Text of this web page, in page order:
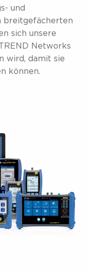
und
breitgefächerten
sich unsere
Networks
wird, damit sie
können.